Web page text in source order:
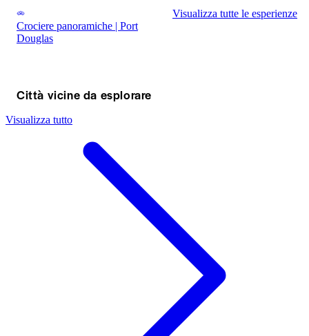
Crociere panoramiche | Port
Douglas
Visualizza tutte le esperienze
Città vicine da esplorare
Visualizza tutto